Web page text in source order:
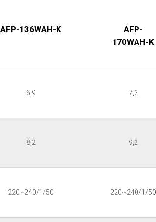
AFP-136WAH-K
AFP-
170WAH-K
6,9 7,2
8,2 9,2
220~240/1/50 220~240/1/50